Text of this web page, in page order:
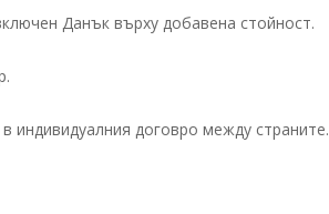
Данък върху добавена стойност.
индивидуалния договро между страните.